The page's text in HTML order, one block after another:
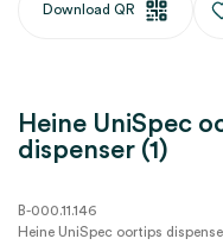
Download QR
Heine UniSpec
dispenser (1)
B-000.11.146
Heine UniSpec oortips